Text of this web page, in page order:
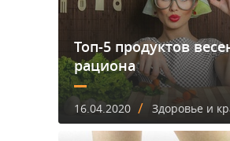
Топ-5 продуктов
рациона
16.04.2020 / Здоровье и